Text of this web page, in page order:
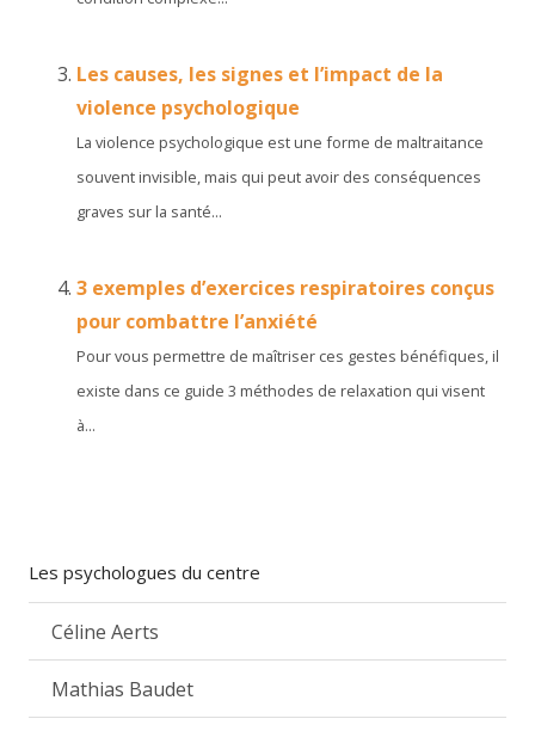
Les causes, les signes et l’impact de la
violence psychologique
La violence psychologique est une forme de maltraitance
souvent invisible, mais qui peut avoir des conséquences
graves sur la santé...
3 exemples d’exercices respiratoires conçus
pour combattre l’anxiété
Pour vous permettre de maîtriser ces gestes bénéfiques, il
existe dans ce guide 3 méthodes de relaxation qui visent
à...
Les psychologues du centre
Céline Aerts
Mathias Baudet